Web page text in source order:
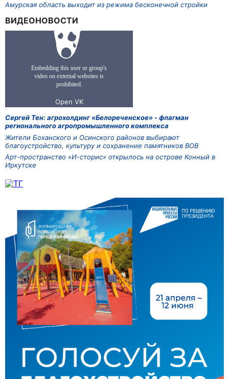
Амурская область выходит из режима бесконечной стройки
ВИДЕОНОВОСТИ
Сергей Тен: агрохолдинг «Белореченское» - флагман
регионального агропромышленного комплекса
Жители Боханского и Осинского районов выбирают
благоустройство, культуру и сохранение памятников ВОВ
Арт-пространство «И-сторис» открылось на острове Конный в
Иркутске